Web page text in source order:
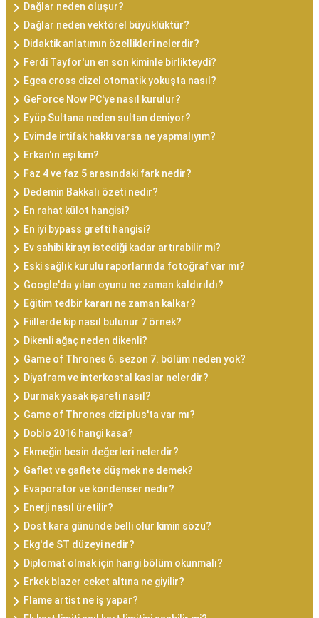
Dağlar neden oluşur?
Dağlar neden vektörel büyüklüktür?
Didaktik anlatımın özellikleri nelerdir?
Ferdi Tayfor'un en son kiminle birlikteydi?
Egea cross dizel otomatik yokuşta nasıl?
GeForce Now PC'ye nasıl kurulur?
Eyüp Sultana neden sultan deniyor?
Evimde irtifak hakkı varsa ne yapmalıyım?
Erkan'ın eşi kim?
Faz 4 ve faz 5 arasındaki fark nedir?
Dedemin Bakkalı özeti nedir?
En rahat külot hangisi?
En iyi bypass grefti hangisi?
Ev sahibi kirayı istediği kadar artırabilir mi?
Eski sağlık kurulu raporlarında fotoğraf var mı?
Google'da yılan oyunu ne zaman kaldırıldı?
Eğitim tedbir kararı ne zaman kalkar?
Fiillerde kip nasıl bulunur 7 örnek?
Dikenli ağaç neden dikenli?
Game of Thrones 6. sezon 7. bölüm neden yok?
Diyafram ve interkostal kaslar nelerdir?
Durmak yasak işareti nasıl?
Game of Thrones dizi plus'ta var mı?
Doblo 2016 hangi kasa?
Ekmeğin besin değerleri nelerdir?
Gaflet ve gaflete düşmek ne demek?
Evaporator ve kondenser nedir?
Enerji nasıl üretilir?
Dost kara gününde belli olur kimin sözü?
Ekg'de ST düzeyi nedir?
Diplomat olmak için hangi bölüm okunmalı?
Erkek blazer ceket altına ne giyilir?
Flame artist ne iş yapar?